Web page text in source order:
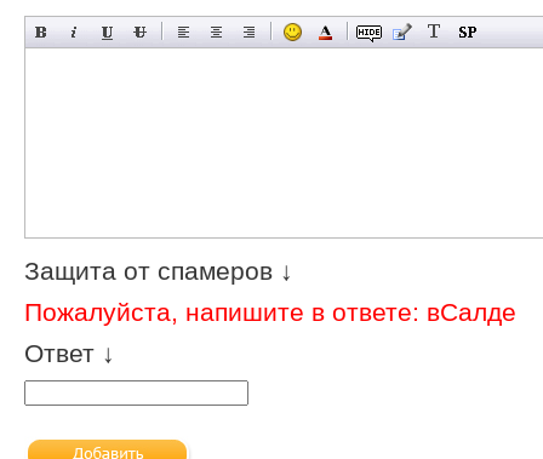
Защита от спамеров ↓
Пожалуйста, напишите в ответе: вСалде
Ответ ↓